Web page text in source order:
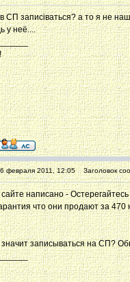
СП записіваться? а то я не
у неё....
февраля 2011, 12:05 Заголовок
написано -
что они продают за
записываться на СП?